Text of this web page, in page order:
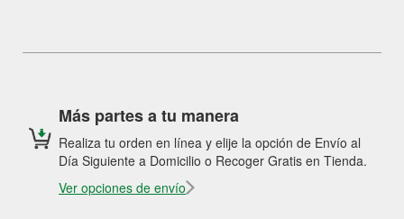
Más partes a tu manera
Realiza tu orden en línea y elije la opción de Envío al
Día Siguiente a Domicilio o Recoger Gratis en Tienda.
Ver opciones de envío